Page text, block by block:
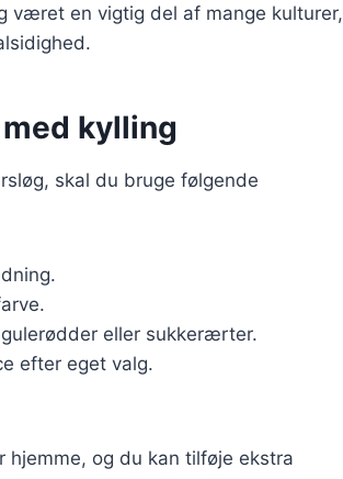
været en vigtig del af mange kulturer,
kylling
skal du bruge følgende
eller sukkerærter.
efter eget valg.
hjemme, og du kan tilføje ekstra